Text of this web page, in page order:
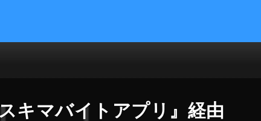
ンス マネー 海外の反応
キマバイトアプリ』経由